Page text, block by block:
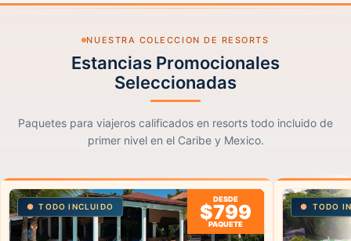
NUESTRA COLECCION DE RESORTS
Estancias Promocionales
Seleccionadas
Paquetes para viajeros calificados en resorts todo incluido de
primer nivel en el Caribe y Mexico.
TODO INCLUIDO
DESDE
$799
PAQUETE
TODO